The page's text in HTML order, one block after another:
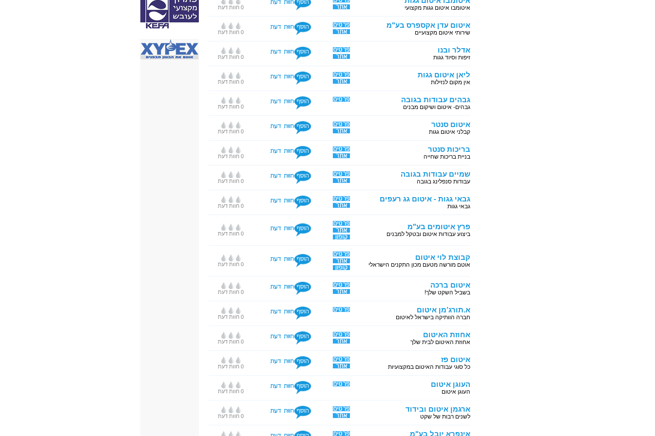
איטומבו איטום גגות מקצועי 0 חוות דעת
איטום עדן אקספרס בע"מ
שירותי איטום מקצועיים 0 חוות דעת
אדלר ובנו
זיפות וסיוד גגות 0 חוות דעת
ליאן איטום גגות
אין מקום לנזילות 0 חוות דעת
גבהים עבודות בגובה
גבהים- איטום ושיקום מבנים 0 חוות דעת
איטום סנטר
קבלני איטום גגות 0 חוות דעת
בריכות סנטר
בניית בריכות שחייה 0 חוות דעת
שמיים עבודות בגובה
עבודות סנפלינג בגובה 0 חוות דעת
גבאי גגות - איטום גג רעפים
גבאי גגות 0 חוות דעת
פרץ איטומים בע"מ
ביצוע עבודות איטום ובטקל למבנים 0 חוות דעת
קבוצת לוי איטום
אוטם מורשה מטעם מכון התקנים הישראלי 0 חוות דעת
איטום ברכה
בשביל השקט שלך! 0 חוות דעת
א.תורג’מן איטום
חברה הוותיקה בישראל לאיטום 0 חוות דעת
אחוזת האיטום
אחוזת האיטום לבית שלך 0 חוות דעת
איטום פז
כל סוגי עבודות האיטום במקצועיות 0 חוות דעת
העוגן איטום
העוגן איטום 0 חוות דעת
ארגמן איטום ובידוד
לשנים רבות של שקט 0 חוות דעת
אינפרא יובל בע"מ